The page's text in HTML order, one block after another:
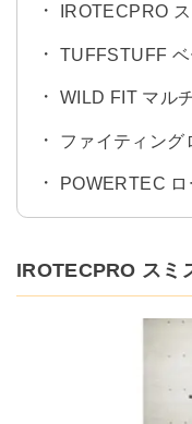
IROTECPRO
TUFFSTUFF
WILD FIT マル
ファイティン
POWERTEC
IROTECPRO スミ